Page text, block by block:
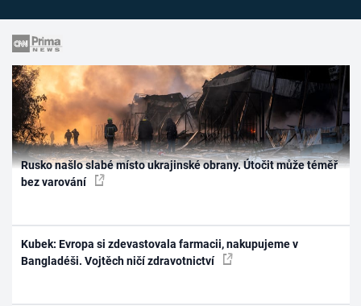
Rusko našlo slabé místo ukrajinské obrany. Útočit může téměř
bez varování
Kubek: Evropa si zdevastovala farmacii, nakupujeme v
Bangladéši. Vojtěch ničí zdravotnictví